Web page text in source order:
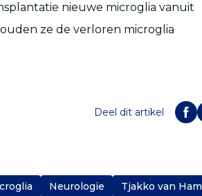
nieuwe microglia vanuit
ze de verloren microglia
Deel dit artikel
Neurologie
Tjakko van Ham